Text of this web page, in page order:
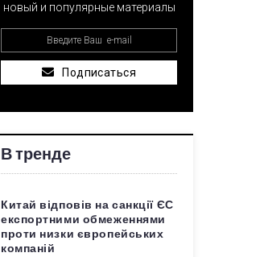
новый и популярные материалы
Подписаться
В тренде
Китай відповів на санкції ЄС
експортними обмеженнями
проти низки європейських
компаній